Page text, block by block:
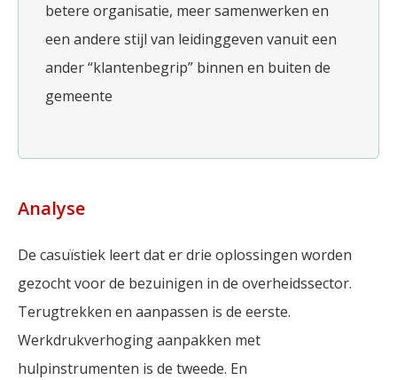
betere organisatie, meer samenwerken en
een andere stijl van leidinggeven vanuit een
ander “klantenbegrip” binnen en buiten de
gemeente
Analyse
De casuïstiek leert dat er drie oplossingen worden
gezocht voor de bezuinigen in de overheidssector.
Terugtrekken en aanpassen is de eerste.
Werkdrukverhoging aanpakken met
hulpinstrumenten is de tweede. En